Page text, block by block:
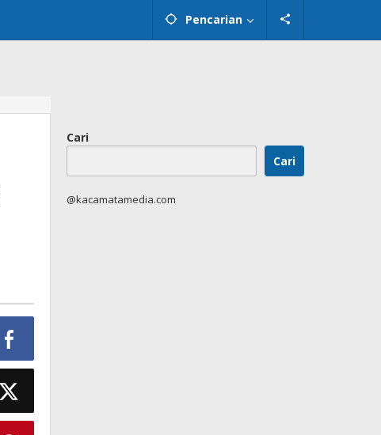
Pencarian
Cari
Cari
@kacamatamedia.com